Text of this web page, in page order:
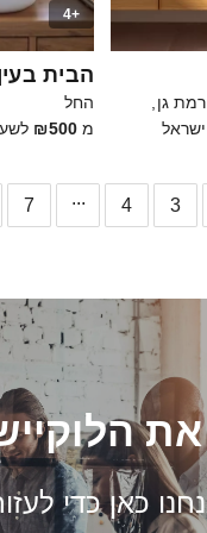
רמת גן,
ישראל
+4
30
הבית
החל
מ ₪500
3
4
...
7
כאן כדי